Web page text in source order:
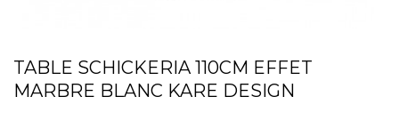
TABLE SCHICKERIA 110CM EFFET
MARBRE BLANC KARE DESIGN